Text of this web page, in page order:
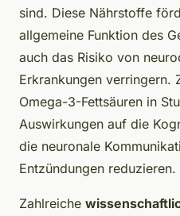
sind. Diese Nährstoffe
allgemeine Funktion des
auch das Risiko von
Erkrankungen verringern.
Omega-3-Fettsäuren in
Auswirkungen auf die
die neuronale
Entzündungen reduzieren.
Zahlreiche